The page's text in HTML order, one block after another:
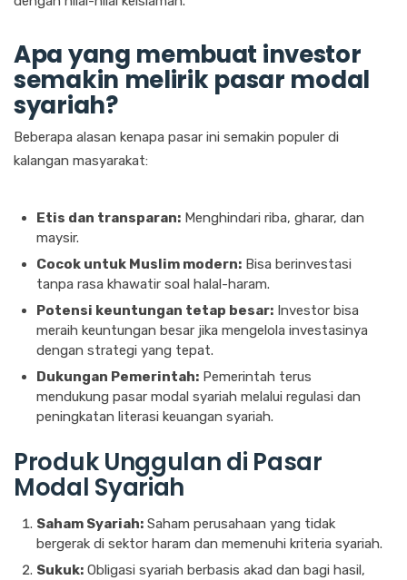
Apa yang membuat investor
semakin melirik pasar modal
syariah?
Beberapa alasan kenapa pasar ini semakin populer di
kalangan masyarakat:
Etis dan transparan: Menghindari riba, gharar, dan
maysir.
Cocok untuk Muslim modern: Bisa berinvestasi
tanpa rasa khawatir soal halal-haram.
Potensi keuntungan tetap besar: Investor bisa
meraih keuntungan besar jika mengelola investasinya
dengan strategi yang tepat.
Dukungan Pemerintah: Pemerintah terus
mendukung pasar modal syariah melalui regulasi dan
peningkatan literasi keuangan syariah.
Produk Unggulan di Pasar
Modal Syariah
Saham Syariah: Saham perusahaan yang tidak
bergerak di sektor haram dan memenuhi kriteria syariah.
Sukuk: Obligasi syariah berbasis akad dan bagi hasil,